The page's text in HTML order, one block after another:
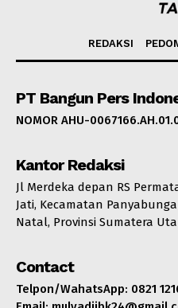
REDAKSI
PT Bangun Pers
NOMOR AHU-
Kantor Redaksi
Jl Merdeka depan RS
Jati, Kecamatan
Natal, Provinsi Sumatera
Contact
Telpon/WahatsApp: 0821